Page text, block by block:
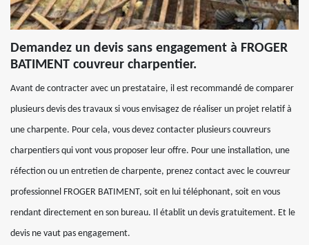
Demandez un devis sans engagement à FROGER
BATIMENT couvreur charpentier.
Avant de contracter avec un prestataire, il est recommandé de comparer
plusieurs devis des travaux si vous envisagez de réaliser un projet relatif à
une charpente. Pour cela, vous devez contacter plusieurs couvreurs
charpentiers qui vont vous proposer leur offre. Pour une installation, une
réfection ou un entretien de charpente, prenez contact avec le couvreur
professionnel FROGER BATIMENT, soit en lui téléphonant, soit en vous
rendant directement en son bureau. Il établit un devis gratuitement. Et le
devis ne vaut pas engagement.